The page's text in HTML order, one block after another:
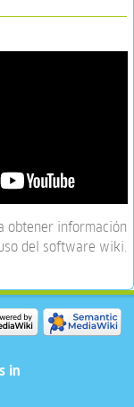
obtener información
del software wiki.
in